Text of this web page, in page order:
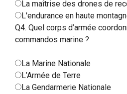
La maîtrise des drones de
L'endurance en haute
Q4. Quel corps d’armée
commandos marine ?
La Marine Nationale
L’Armée de Terre
La Gendarmerie Nationale